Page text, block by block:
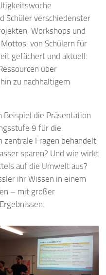
Schüler verschiedenster
Workshops und
von Schülern für
gefächert und aktuell:
über
zu nachhaltigem
Beispiel die Präsentation
9 für die
zentrale Fragen behandelt
sparen? Und wie wirkt
auf die Umwelt aus?
ihr Wissen in einem
– mit großer